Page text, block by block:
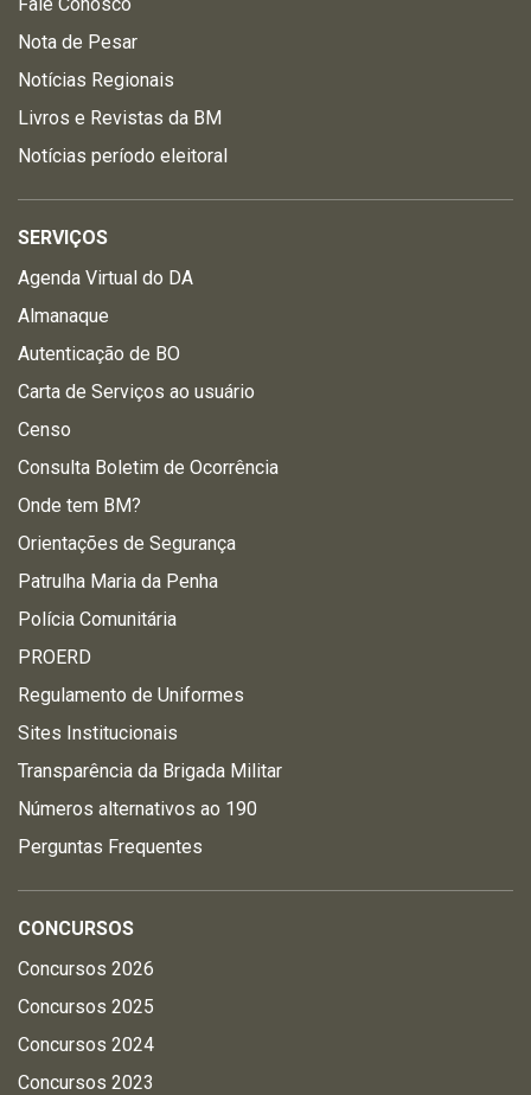
Nota de Pesar
Notícias Regionais
Livros e Revistas da BM
Notícias período eleitoral
SERVIÇOS
Agenda Virtual do DA
Almanaque
Autenticação de BO
Carta de Serviços ao usuário
Censo
Consulta Boletim de Ocorrência
Onde tem BM?
Orientações de Segurança
Patrulha Maria da Penha
Polícia Comunitária
PROERD
Regulamento de Uniformes
Sites Institucionais
Transparência da Brigada Militar
Números alternativos ao 190
Perguntas Frequentes
CONCURSOS
Concursos 2026
Concursos 2025
Concursos 2024
Concursos 2023